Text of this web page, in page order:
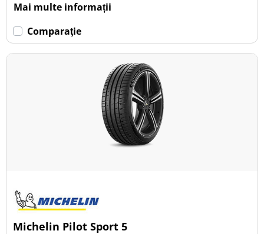
Mai multe informații
Comparaţie
Michelin Pilot Sport 5